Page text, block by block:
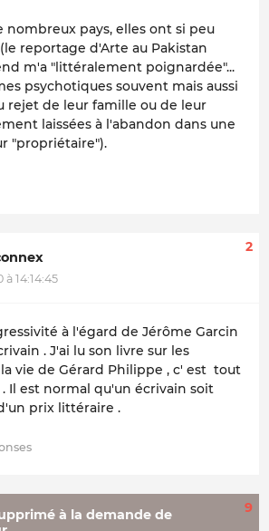
nombreux pays, elles ont si peu
reportage d'Arte au Pakistan
m'a "littéralement poignardée"...
psychotiques souvent mais aussi
rejet de leur famille ou de leur
laissées à l'abandon dans une
"propriétaire").
à 14:14:45
2
à l'égard de Jérôme Garcin
. J'ai lu son livre sur les
vie de Gérard Philippe , c' est tout
Il est normal qu'un écrivain soit
prix littéraire .
à la demande de
9